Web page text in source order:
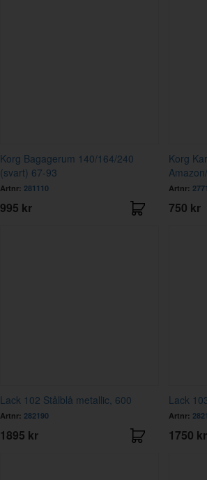
Korg Bagagerum 140/164/240
(svart) 67-93
Artnr: 281110
995 kr
Korg
Artnr:
750 kr
Lack 102 Stålblå metallic, 600
Artnr: 282190
1895 kr
Lack
Artnr:
1750 kr